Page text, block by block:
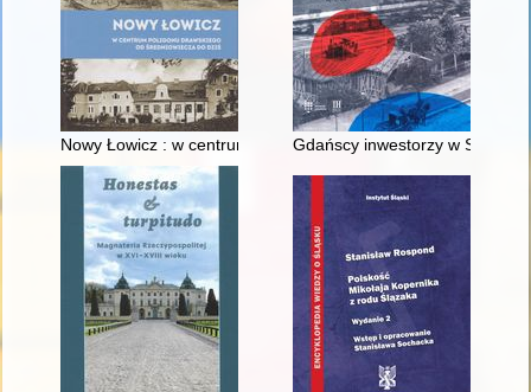
Nowy Łowicz : w centrum poligonu drawskiego od
Gdańscy inwestorzy w